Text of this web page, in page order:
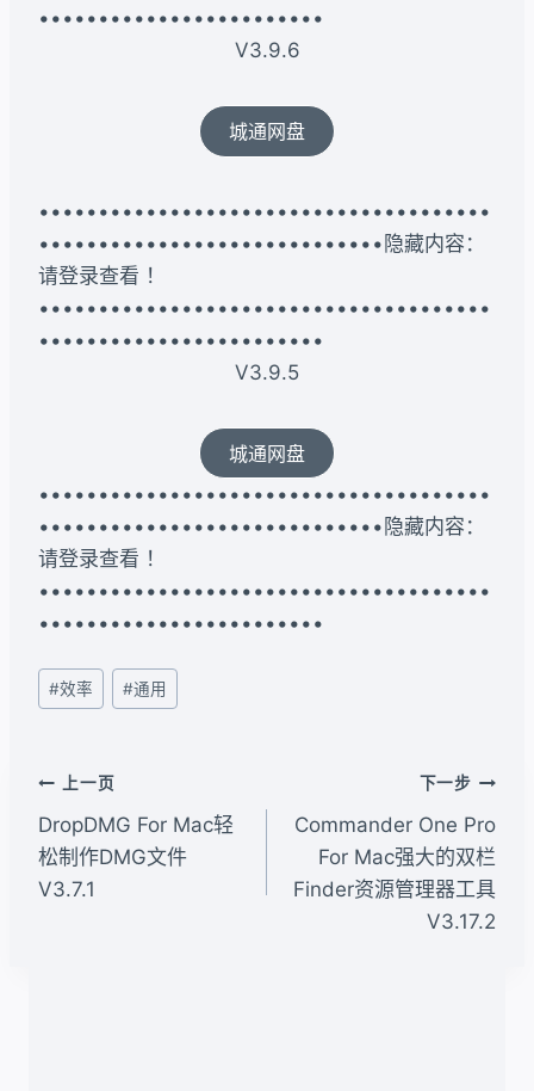
••••••••••••••••••••••••
V3.9.6
城通网盘
••••••••••••••••••••••••••••••••••••••
•••••••••••••••••••••••••••••隐藏内容：
请登录查看 ！
••••••••••••••••••••••••••••••••••••••
••••••••••••••••••••••••
V3.9.5
城通网盘
••••••••••••••••••••••••••••••••••••••
•••••••••••••••••••••••••••••隐藏内容：
请登录查看 ！
••••••••••••••••••••••••••••••••••••••
••••••••••••••••••••••••
文
章
签：
#效率 #通用
文
章
导
航
上一页
DropDMG For Mac轻
松制作DMG文件
V3.7.1
下一步
Commander One Pro
For Mac强大的双栏
Finder资源管理器工具
V3.17.2